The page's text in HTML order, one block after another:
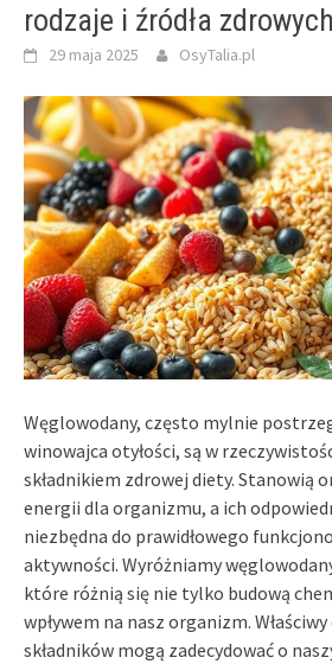
rodzaje i źródła
29 maja 2025 OsyTalia.pl
Węglowodany, często mylnie
winowajca otyłości, są w
składnikiem zdrowej diety. Stanowią
energii dla organizmu, a ich
niezbędna do prawidłowego
aktywności. Wyróżniamy
które różnią się nie tylko budową
wpływem na nasz organizm.
składników mogą zadecydować o